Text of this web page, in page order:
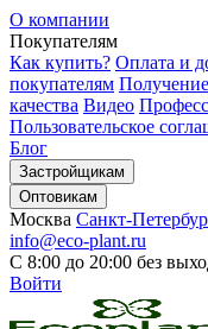
О компании
Покупателям
Как купить? Оплата и
покупателям
качества Видео
Пользовательское
Блог
Застройщикам
Оптовикам
Москва Санкт-
info@eco-plant.ru
С 8:00 до 20:00 без
Войти